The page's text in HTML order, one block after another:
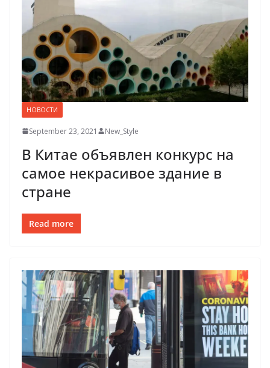
НОВОСТИ
September 23, 2021 New_Style
В Китае объявлен конкурс на
самое некрасивое здание в
стране
Read more